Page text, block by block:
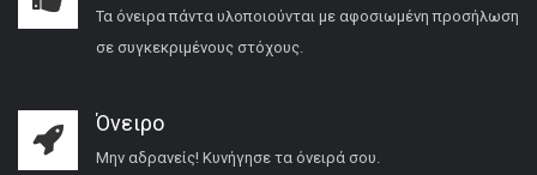
Τα όνειρα πάντα υλοποιούνται με αφοσιωμένη προσήλωση
σε συγκεκριμένους στόχους.
Όνειρο
Μην αδρανείς! Κυνήγησε τα όνειρά σου.